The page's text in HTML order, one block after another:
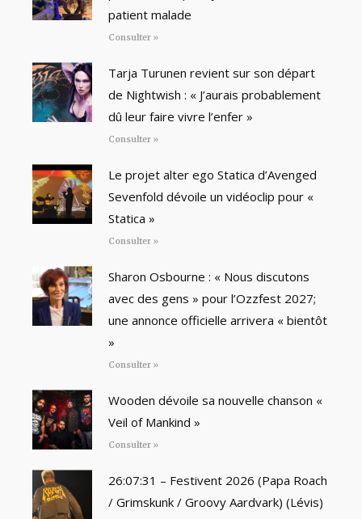
patient malade
Consulter »
Tarja Turunen revient sur son départ
de Nightwish : « J’aurais probablement
dû leur faire vivre l’enfer »
Consulter »
Le projet alter ego Statica d’Avenged
Sevenfold dévoile un vidéoclip pour «
Statica »
Consulter »
Sharon Osbourne : « Nous discutons
avec des gens » pour l’Ozzfest 2027;
une annonce officielle arrivera « bientôt
»
Consulter »
Wooden dévoile sa nouvelle chanson «
Veil of Mankind »
Consulter »
26:07:31 – Festivent 2026 (Papa Roach
/ Grimskunk / Groovy Aardvark) (Lévis)